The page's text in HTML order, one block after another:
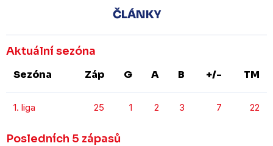
ČLÁNKY
Aktuální sezóna
Sezóna Záp G A B +/- TM
1. liga 25 1 2 3 7 22
Posledních 5 zápasů